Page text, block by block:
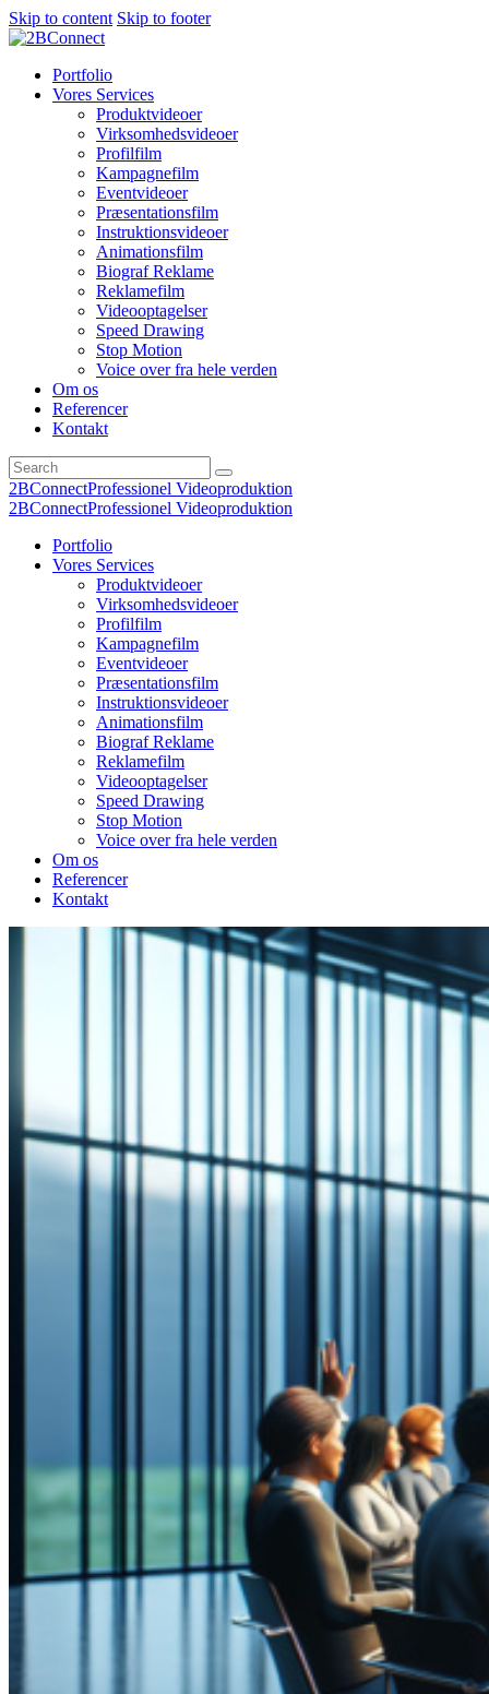
Skip to content Skip to footer
Portfolio
Vores Services
Produktvideoer
Virksomhedsvideoer
Profilfilm
Kampagnefilm
Eventvideoer
Præsentationsfilm
Instruktionsvideoer
Animationsfilm
Biograf Reklame
Reklamefilm
Videooptagelser
Speed Drawing
Stop Motion
Voice over fra hele verden
Om os
Referencer
Kontakt
2BConnectProfessionel Videoproduktion
2BConnectProfessionel Videoproduktion
Portfolio
Vores Services
Produktvideoer
Virksomhedsvideoer
Profilfilm
Kampagnefilm
Eventvideoer
Præsentationsfilm
Instruktionsvideoer
Animationsfilm
Biograf Reklame
Reklamefilm
Videooptagelser
Speed Drawing
Stop Motion
Voice over fra hele verden
Om os
Referencer
Kontakt